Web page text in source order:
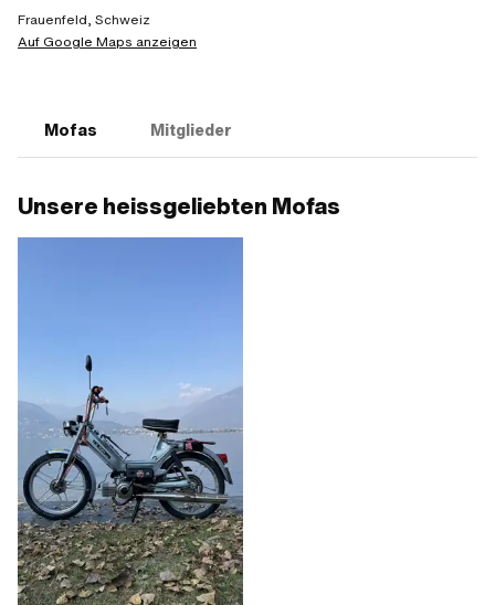
Frauenfeld, Schweiz
Auf Google Maps anzeigen
Mofas Mitglieder
Unsere heissgeliebten Mofas